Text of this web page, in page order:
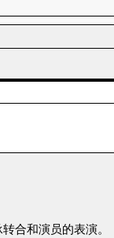
合和演员的表演。